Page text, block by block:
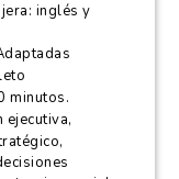
inglés y
minutos.
ejecutiva,